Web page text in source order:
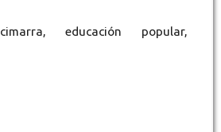
cimarra, educación popular,